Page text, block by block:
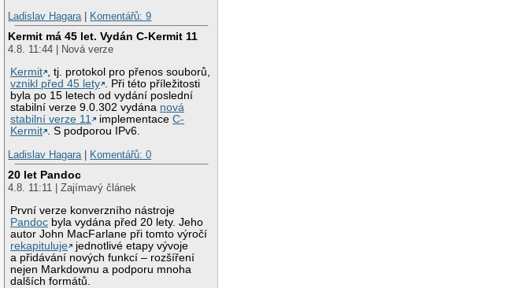
Ladislav Hagara | Komentářů: 9
Kermit má 45 let. Vydán C-Kermit 11
4.8. 11:44 | Nová verze
Kermit , tj. protokol pro přenos souborů,
vznikl před 45 lety . Při této příležitosti
byla po 15 letech od vydání poslední
stabilní verze 9.0.302 vydána nová
stabilní verze 11
implementaceC-
Kermit . S podporou IPv6.
Ladislav Hagara | Komentářů: 0
20 let Pandoc
4.8. 11:11 | Zajímavý článek
První verze konverzního nástroje
Pandoc byla vydána před 20 lety. Jeho
autor John MacFarlane při tomto výročí
rekapituluje
jednotlivé etapy vývoje
a přidávání nových funkcí – rozšíření
nejen Markdownu a podporu mnoha
dalších formátů.